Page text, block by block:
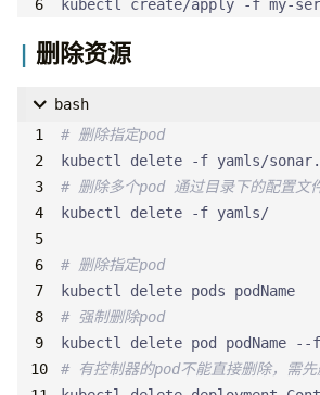
kubectl create/apply -f my-
删除资源
bash
# 删除指定pod
# 删除多个pod 通过目录下的配置文
# 删除指定pod
# 强制删除pod
kubectl delete pod podName
# 有控制器的pod不能直接删除，需